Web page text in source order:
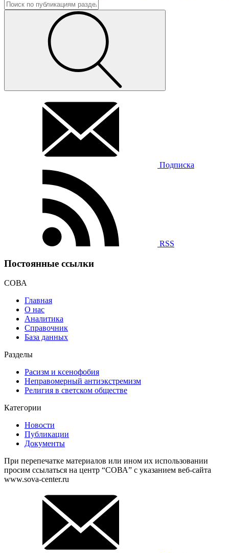
Подписка
RSS
Постоянные ссылки
СОВА
Главная
О нас
Аналитика
Справочник
База данных
Разделы
Расизм и ксенофобия
Неправомерный антиэкстремизм
Религия в светском обществе
Категории
Новости
Публикации
Документы
При перепечатке материалов или ином их использовании
просим ссылаться на центр “СОВА” с указанием веб-сайта
www.sova-center.ru